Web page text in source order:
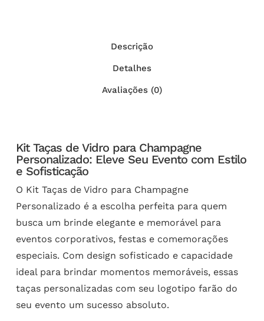
Descrição
Detalhes
Avaliações (0)
Kit Taças de Vidro para Champagne
Personalizado: Eleve Seu Evento com Estilo
e Sofisticação
O Kit Taças de Vidro para Champagne
Personalizado é a escolha perfeita para quem
busca um brinde elegante e memorável para
eventos corporativos, festas e comemorações
especiais. Com design sofisticado e capacidade
ideal para brindar momentos memoráveis, essas
taças personalizadas com seu logotipo farão do
seu evento um sucesso absoluto.